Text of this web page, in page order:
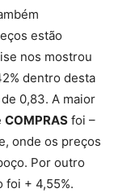
estão
nos mostrou
dentro desta
0,83. A maior
COMPRAS foi –
onde os preços
Por outro
foi + 4,55%.